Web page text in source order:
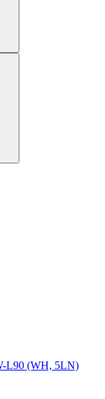
L90 (WH, 5LN)